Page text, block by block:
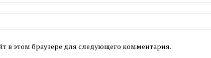
в этом браузере для следующего комментария.